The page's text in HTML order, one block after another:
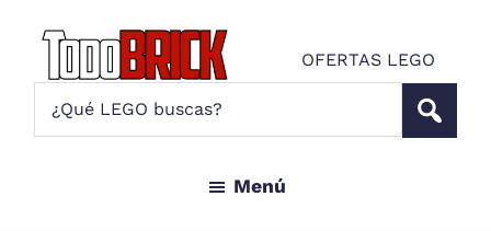
contenido
principal
página
Brick
OFERTAS LEGO
Noticias
Menú